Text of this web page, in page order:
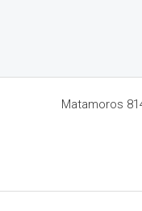
Matamoros